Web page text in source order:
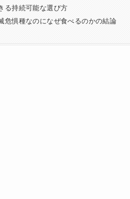
る持続可能な選び方
危惧種なのになぜ食べるのかの結論